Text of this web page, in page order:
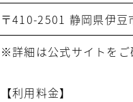
〒410-2501 静岡県伊豆
※詳細は公式サイトを
【利用料金】